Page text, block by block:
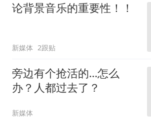
论背景音乐的重要性！！
新媒体 2跟贴
旁边有个抢活的…怎么
办？人都过去了？
新媒体